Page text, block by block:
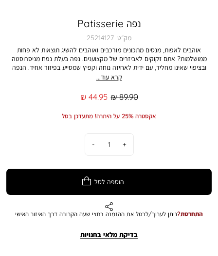
נפה Patisserie
מק״ט 25214127
אוהבים לאפות, מנסים מתכונים מורכבים ואוהבים להשיג תוצאות לא פחות
ממושלמות? אתם זקוקים לאביזרים של מקצוענים. נפה בעלת נפח מניסרוסטה
ובציפוי שאינו מחליד, עם ידית לאחיזה נוחה וקפיץ שמסייע בפיזור אחיד. הנפה
קרא עוד...
מחיר
44.95 ₪
מחיר
89.90 ₪
אקסטרה 25% על היתרה! מתעדכן בסל
הוספה לסל
התחרטת?ניתן לערוך/לבטל את ההזמנה בחצי שעה הקרובה דרך האיזור האישי
בדיקת מלאי בחנויות